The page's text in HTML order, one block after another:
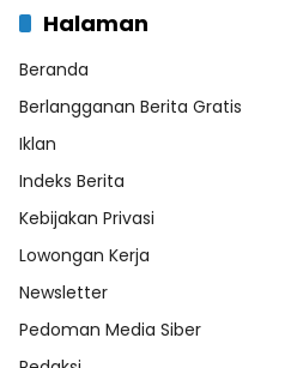
Halaman
Beranda
Berlangganan Berita Gratis
Iklan
Indeks Berita
Kebijakan Privasi
Lowongan Kerja
Newsletter
Pedoman Media Siber